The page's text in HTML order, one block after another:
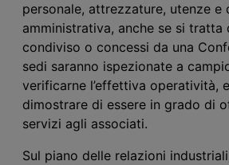
personale, attrezzature, utenze e
amministrativa, anche se si tratta
condiviso o concessi da una
sedi saranno ispezionate a
verificarne l’effettiva operatività,
dimostrare di essere in grado di
servizi agli associati.
Sul piano delle relazioni